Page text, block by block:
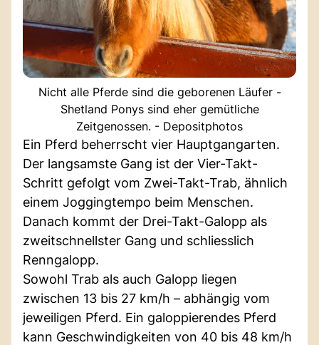
Nicht alle Pferde sind die geborenen Läufer -
Shetland Ponys sind eher gemütliche
Zeitgenossen. - Depositphotos
Ein Pferd beherrscht vier Hauptgangarten.
Der langsamste Gang ist der Vier-Takt-
Schritt gefolgt vom Zwei-Takt-Trab, ähnlich
einem Joggingtempo beim Menschen.
Danach kommt der Drei-Takt-Galopp als
zweitschnellster Gang und schliesslich
Renngalopp.
Sowohl Trab als auch Galopp liegen
zwischen 13 bis 27 km/h – abhängig vom
jeweiligen Pferd. Ein galoppierendes Pferd
kann Geschwindigkeiten von 40 bis 48 km/h